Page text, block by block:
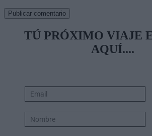
TÚ PRÓXIMO VIAJE
AQUÍ....